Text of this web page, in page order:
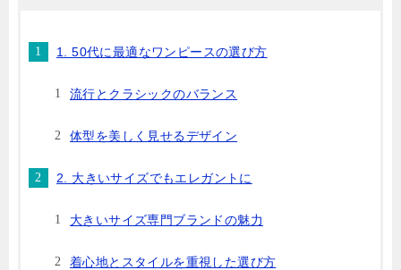
1. 50代に最適なワンピースの選び方
流行とクラシックのバランス
体型を美しく見せるデザイン
2. 大きいサイズでもエレガントに
大きいサイズ専門ブランドの魅力
着心地とスタイルを重視した選び方